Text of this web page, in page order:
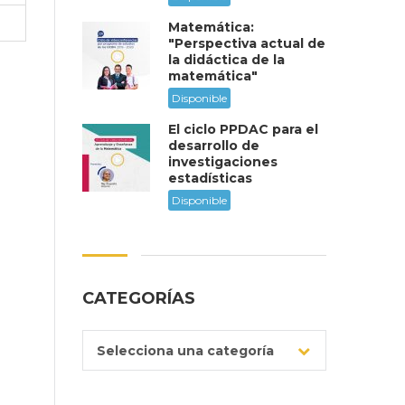
Matemática:
"Perspectiva actual de
la didáctica de la
matemática"
Disponible
El ciclo PPDAC para el
desarrollo de
investigaciones
estadísticas
Disponible
CATEGORÍAS
Selecciona una categoría